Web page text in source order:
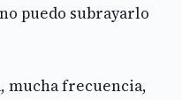
puedo subrayarlo
mucha frecuencia,